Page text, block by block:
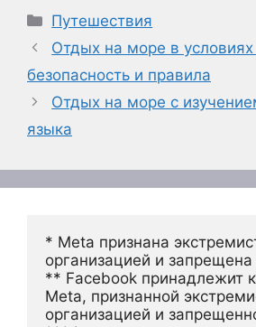
Рубрики
Путешествия
Отдых на море в
безопасность и правила
Отдых на море с
языка
* Meta признана
организацией и
** Facebook принадлежит
Meta, признанной
организацией и